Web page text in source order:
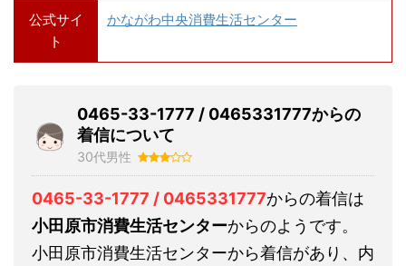
公式サイ
ト
かながわ中央消費生活センター
0465-33-1777 / 0465331777からの
着信について
30代男性
0465-33-1777 / 0465331777からの着信は
小田原市消費生活センターからのようです。
小田原市消費生活センターから着信があり、内